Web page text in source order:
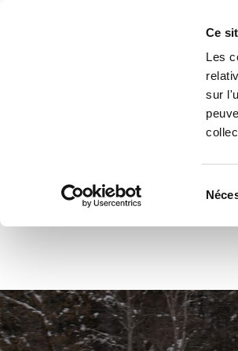
Ce
Les
sur
du